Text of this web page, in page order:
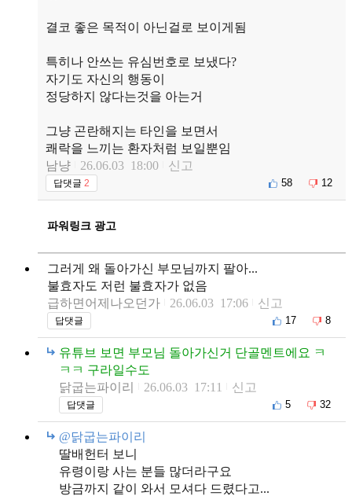
결코 좋은 목적이 아닌걸로 보이게됨
특히나 안쓰는 유심번호로 보냈다?
자기도 자신의 행동이
정당하지 않다는것을 아는거
그냥 곤란해지는 타인을 보면서
쾌락을 느끼는 환자처럼 보일뿐임
남냥
26.06.03 18:00 신고
답댓글 2 58 12
파워링크 광고
그러게 왜 돌아가신 부모님까지 팔아...
불효자도 저런 불효자가 없음
급하면어제나오던가
26.06.03 17:06 신고
답댓글 17 8
유튜브 보면 부모님 돌아가신거 단골멘트에요 ㅋ
ㅋㅋ 구라일수도
닭굽는파이리
26.06.03 17:11 신고
답댓글 5 32
@닭굽는파이리
딸배헌터 보니
유령이랑 사는 분들 많더라구요
방금까지 같이 와서 모셔다 드렸다고...